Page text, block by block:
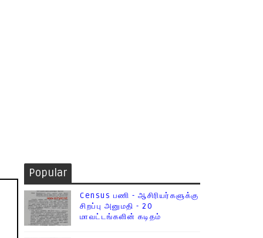
Popular
Census பணி - ஆசிரியர்களுக்கு
சிறப்பு அனுமதி - 20
மாவட்டங்களின் கடிதம்